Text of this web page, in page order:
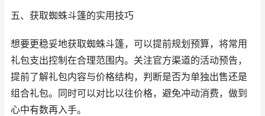
五、获取蜘蛛斗篷的实用技巧
想要更稳妥地获取蜘蛛斗篷，可以提前规划预算，将常用
礼包支出控制在合理范围内。关注官方渠道的活动预告，
提前了解礼包内容与价格结构，判断是否为单独出售还是
组合礼包。同时可以对比以往价格，避免冲动消费，做到
心中有数再入手。